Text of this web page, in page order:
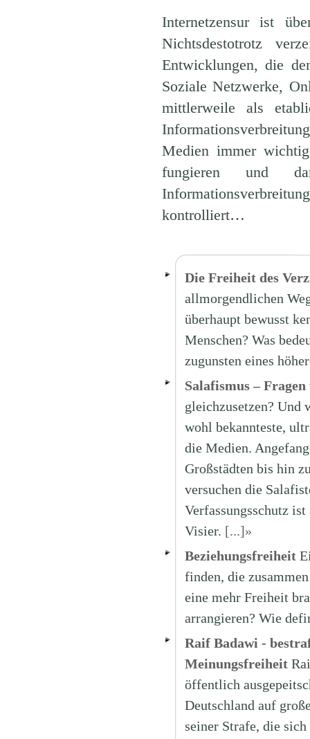
Internetzensur ist
Nichtsdestotrotz
Entwicklungen, die
Soziale Netzwerke,
mittlerweile als
Medien immer
fungieren und
kontrolliert…
Die Freiheit des
allmorgendlichen
überhaupt bewusst
Menschen? Was
zugunsten eines
Salafismus –
gleichzusetzen? Und
wohl bekannteste,
die Medien.
Großstädten bis hin
versuchen die
Verfassungsschutz
Visier. [...]»
Beziehungsfreiheit
finden, die
eine mehr Freiheit
arrangieren? Wie
Raif Badawi -
Meinungsfreiheit
öffentlich
Deutschland auf
seiner Strafe, die